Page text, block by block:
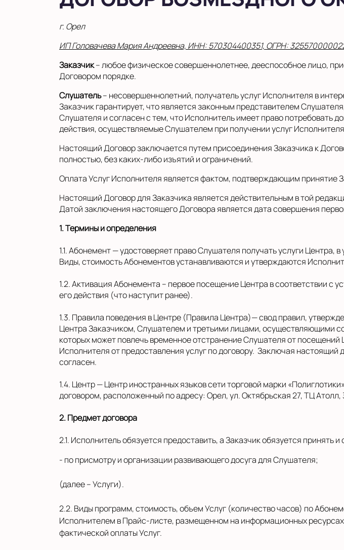
г. Орел
ИП Головачева Мария Андреевна, ИНН: 570304400351, ОГРН:
Заказчик– любое физическое совершеннолетнее, дееспособное лицо,
Договором порядке.
Слушатель– несовершеннолетний, получатель услуг Исполнителя в
Заказчик гарантирует, что является законным представителем
Слушателя и согласен с тем, что Исполнитель имеет право потребовать
действия, осуществляемые Слушателем при получении услуг
Настоящий Договор заключается путем присоединения Заказчика к
полностью, без каких-либо изъятий и ограничений.
Оплата Услуг Исполнителя является фактом, подтверждающим принятие
Настоящий Договор для Заказчика является действительным в той
Датой заключения настоящего Договора является дата совершения
1. Термины и определения
1.1. Абонемент — удостоверяет право Слушателя получать услуги
Виды, стоимость Абонементов устанавливаются и утверждаются
1.2. Активация Абонемента – первое посещение Центра в соответствии
его действия (что наступит ранее).
1.3. Правила поведения в Центре (Правила Центра)— свод правил,
Центра Заказчиком, Слушателем и третьими лицами, осуществляющими
которых может повлечь временное отстранение Слушателя от
Исполнителя от предоставления услуг по договору. Заключая
согласен.
1.4. Центр — Центр иностранных языков сети торговой марки
договором, расположенный по адресу: Орел, ул. Октябрьская 27, ТЦ Атолл,
2. Предмет договора
2.1. Исполнитель обязуется предоставить, а Заказчик обязуется принять
- по присмотру и организации развивающего досуга для Слушателя;
(далее – Услуги).
2.2. Виды программ, стоимость, объем Услуг (количество часов) по
Исполнителем в Прайс-листе, размещенном на информационных
фактической оплаты Услуг.